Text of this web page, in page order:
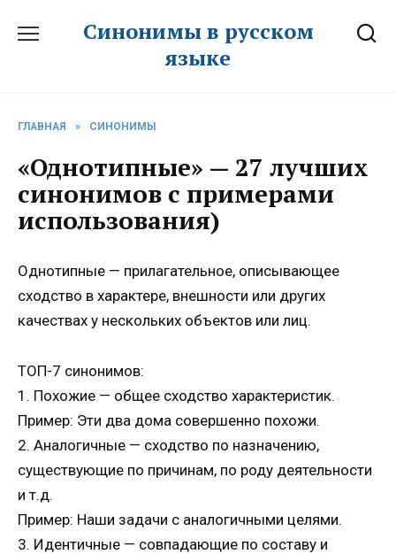
Синонимы в русском
языке
ГЛАВНАЯ » СИНОНИМЫ
«Однотипные» — 27 лучших
синонимов с примерами
использования)
Однотипные — прилагательное, описывающее
сходство в характере, внешности или других
качествах у нескольких объектов или лиц.
ТОП-7 синонимов:
1. Похожие — общее сходство характеристик.
Пример: Эти два дома совершенно похожи.
2. Аналогичные — сходство по назначению,
существующие по причинам, по роду деятельности
и т.д.
Пример: Наши задачи с аналогичными целями.
3. Идентичные — совпадающие по составу и